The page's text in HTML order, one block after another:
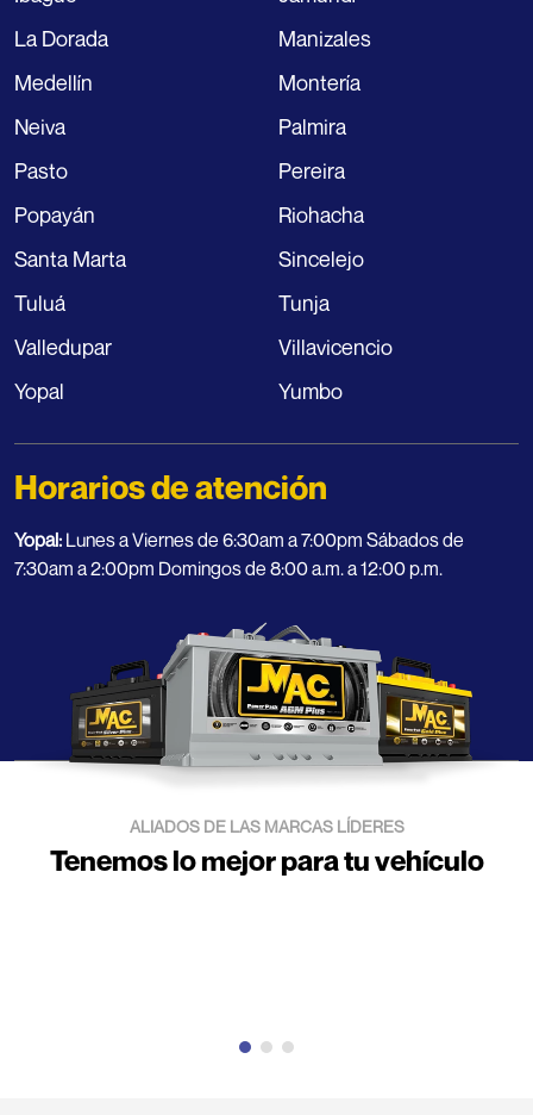
La Dorada
Manizales
Medellín
Montería
Neiva
Palmira
Pasto
Pereira
Popayán
Riohacha
Santa Marta
Sincelejo
Tuluá
Tunja
Valledupar
Villavicencio
Yopal
Yumbo
Horarios de atención
Yopal: Lunes a Viernes de 6:30am a 7:00pm Sábados de
7:30am a 2:00pm Domingos de 8:00 a.m. a 12:00 p.m.
ALIADOS DE LAS MARCAS LÍDERES
Tenemos lo mejor para tu vehículo